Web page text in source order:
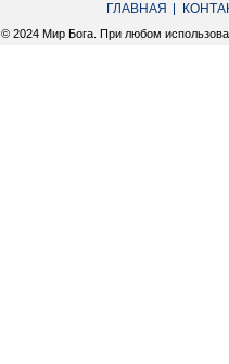
ГЛАВНАЯ
© 2024 Мир Бога. При любом